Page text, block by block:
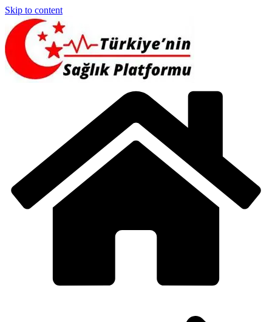
Skip to content